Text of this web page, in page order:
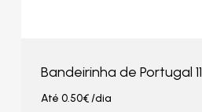
Bandeirinha de Portugal 11
Até 0.50€/dia